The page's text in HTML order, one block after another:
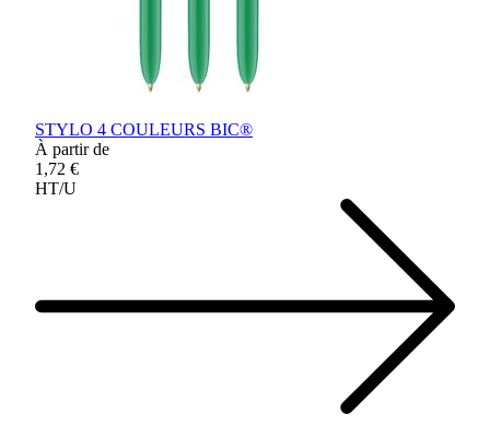
STYLO 4 COULEURS BIC®
À partir de
1,72 €
HT/U